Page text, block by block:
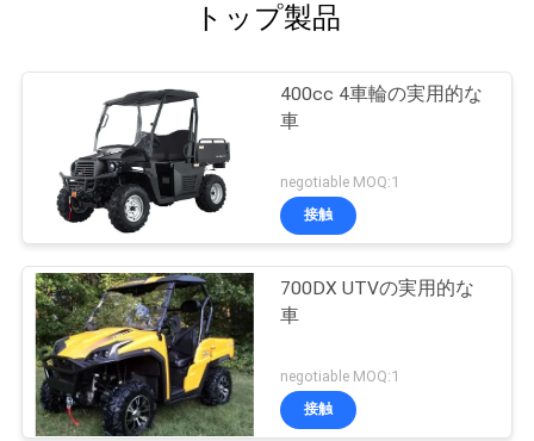
トップ製品
400cc 4車輪の実用的な
車
negotiable MOQ:1
接触
700DX UTVの実用的な
車
negotiable MOQ:1
接触